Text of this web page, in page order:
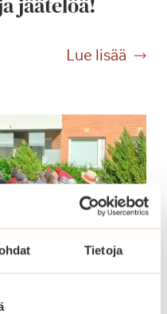
Tietoja
Lue lisää
M
i
i
k
,
a